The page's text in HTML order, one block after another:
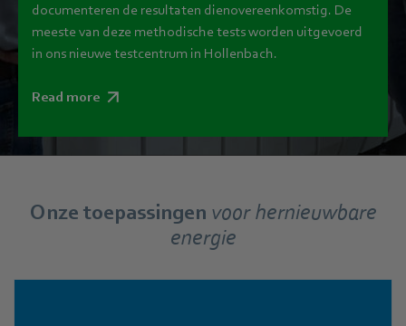
documenteren de resultaten dienovereenkomstig. De
meeste van deze methodische tests worden uitgevoerd
in ons nieuwe testcentrum in Hollenbach.
Read more
Onze toepassingen voor hernieuwbare
energie